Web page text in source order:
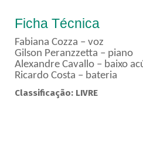
Ficha Técnica
Fabiana Cozza – voz
Gilson Peranzzetta – piano
Alexandre Cavallo – baixo
Ricardo Costa – bateria
Classificação: LIVRE